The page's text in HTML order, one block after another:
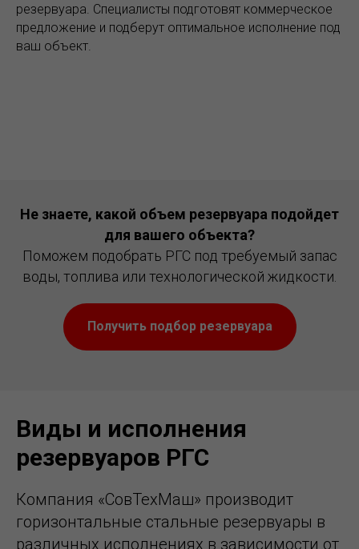
резервуара. Специалисты подготовят коммерческое
предложение и подберут оптимальное исполнение под
ваш объект.
Не знаете, какой объем резервуара подойдет
для вашего объекта?
Поможем подобрать РГС под требуемый запас
воды, топлива или технологической жидкости.
Получить подбор резервуара
Виды и исполнения
резервуаров РГС
Компания «СовТехМаш» производит
горизонтальные стальные резервуары в
различных исполнениях в зависимости от